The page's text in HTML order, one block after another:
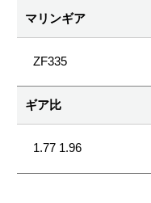
マリンギア
ZF335
ギア比
1.77 1.96